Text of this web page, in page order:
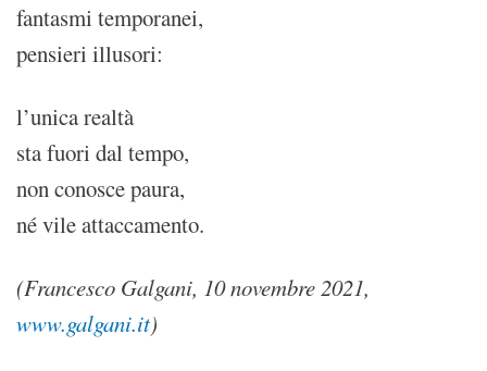
fantasmi temporanei,
pensieri illusori:
l’unica realtà
sta fuori dal tempo,
non conosce paura,
né vile attaccamento.
(Francesco Galgani, 10 novembre 2021,
www.galgani.it)